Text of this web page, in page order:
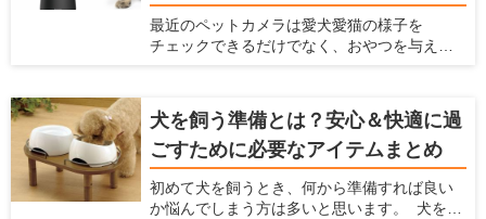
最近のペットカメラは愛犬愛猫の様子を
チェックできるだけでなく、おやつを与えら
す。たくさんのメーカー、種類がズラリ並ん
でいて、どれを選んで良いか迷ってしまいま
すよね。 そこで今回は、ペットカメラを選ぶ
ときのポイント5つと、おすすめのペットカメ
ラ4つをご紹介いたします
犬を飼う準備とは？安心＆快適に過
ごすために必要なアイテムまとめ
初めて犬を飼うとき、何から準備すれば良い
か悩んでしまう方は多いと思います。 犬を飼